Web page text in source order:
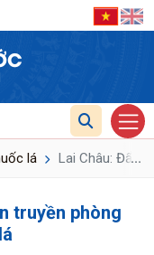
lá Lai Châu: Đẩy
...
truyền phòng